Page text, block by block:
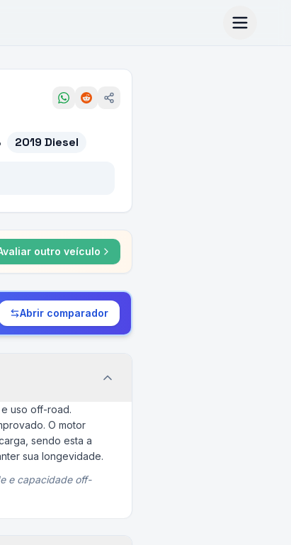
2019 Diesel
outro veículo
Abrir comparador
uso off-road.
O motor
sendo esta a
sua longevidade.
e capacidade off-